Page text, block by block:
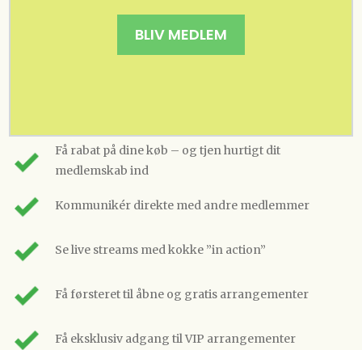
BLIV MEDLEM
Få rabat på dine køb – og tjen hurtigt dit
medlemskab ind
Kommunikér direkte med andre medlemmer
Se live streams med kokke ”in action”
Få førsteret til åbne og gratis arrangementer
Få eksklusiv adgang til VIP arrangementer